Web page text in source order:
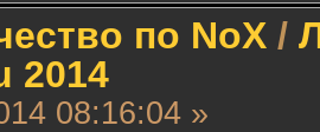
по NoX/
2014
08:16:04 »